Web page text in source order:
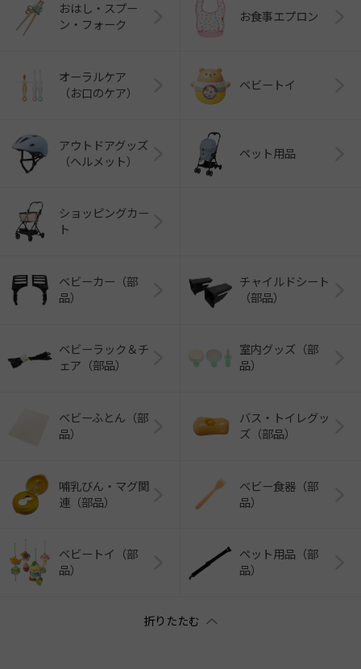
おはし・スプー
ン・フォーク
お食事エプロン
オーラルケア
（お口のケア）
ベビートイ
アウトドアグッズ
（ヘルメット）
ペット用品
ショッピングカー
ト
ベビーカー（部
品）
チャイルドシート
（部品）
ベビーラック＆チ
ェア（部品）
室内グッズ（部
品）
ベビーふとん（部
品）
バス・トイレグッ
ズ（部品）
哺乳びん・マグ関
連（部品）
ベビー食器（部
品）
ベビートイ（部
品）
ペット用品（部
品）